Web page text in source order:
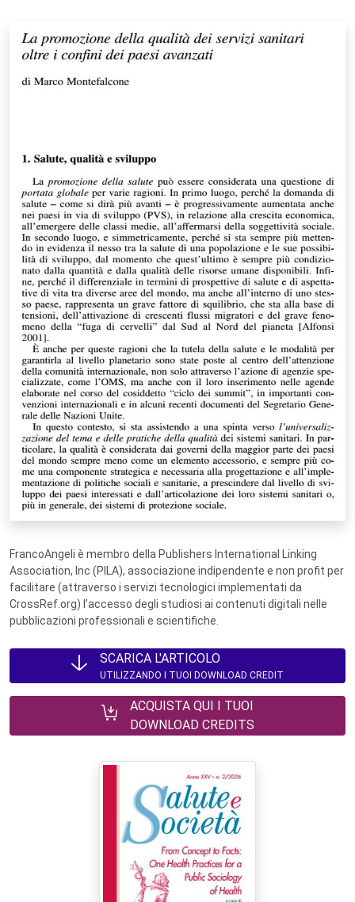
FrancoAngeli è membro della Publishers International Linking
Association, Inc (PILA), associazione indipendente e non profit per
facilitare (attraverso i servizi tecnologici implementati da
CrossRef.org) l’accesso degli studiosi ai contenuti digitali nelle
pubblicazioni professionali e scientifiche.
SCARICA L'ARTICOLO
UTILIZZANDO I TUOI DOWNLOAD CREDIT
ACQUISTA QUI I TUOI
DOWNLOAD CREDITS